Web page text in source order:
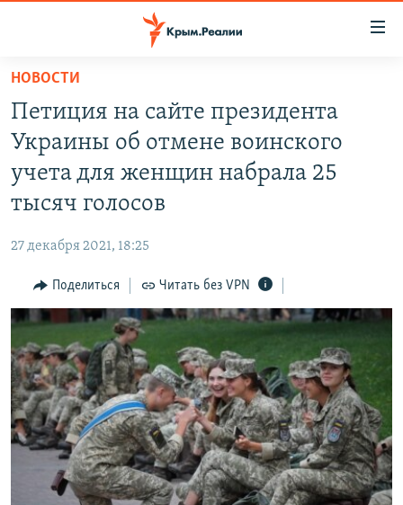
Вернуться
основному
содержанию
Вернутся
главной
Вернутся
поиску
СПЕЦПРОЕКТЫ
ВОДА
ИНТЕРАКТИВ
ИНФОГРАФИКА
ТЕЛЕПРОЕКТ КРЫМ.РЕАЛИИ
СОВЕТЫ ПРАВОЗАЩИТНИКОВ
ПРОПАВШИЕ БЕЗ ВЕСТИ
ПОБЕДИТЕЛЕЙ НЕ СУДЯТ?
КРЫМ.НЕПОКОРЕННЫЙ
ELIFBE
РАДІО СВОБОДА
КАК ОБОЙТИ БЛОКИРОВКУ
Українською
Qırımtatar
ПРИСОЕДИНЯЙТЕСЬ!
НОВОСТИ
Петиция на сайте президента
Украины об отмене воинского
учета для женщин набрала 25
тысяч голосов
27 декабря 2021, 18:25
Поделиться Читать без VPN